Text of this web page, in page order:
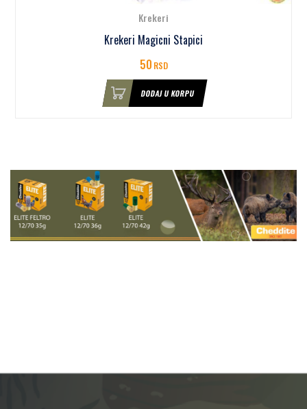
Krekeri
Krekeri Magicni Stapici
50RSD
DODAJ U KORPU